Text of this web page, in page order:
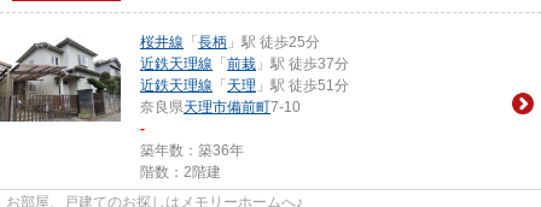
桜井線 「 長柄 」駅 徒歩25分
近鉄天理線 「 前栽 」駅 徒歩37分
近鉄天理線 「 天理 」駅 徒歩51分
奈良県天理市備前町7-10
-
築年数：築36年
階数：2階建
お部屋、戸建てのお探しはメモリーホームへ♪